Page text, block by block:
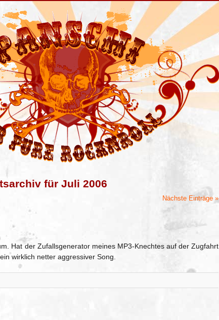
für Juli 2006
Nächste Einträge »
Hat der Zufallsgenerator meines MP3-Knechtes auf der Zugfahrt
wirklich netter aggressiver Song.